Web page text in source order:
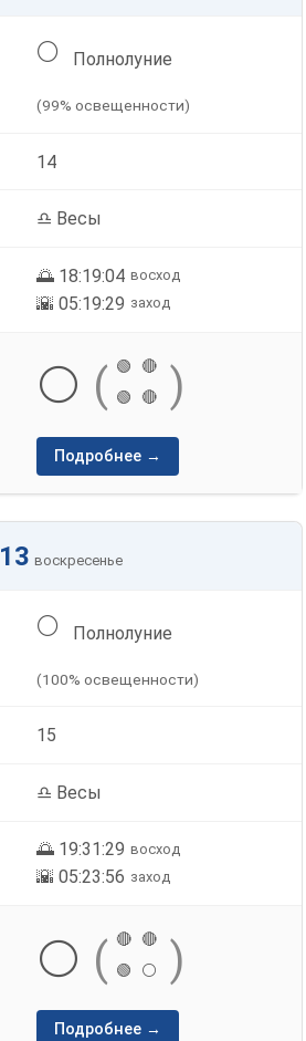
🌕 Полнолуние
(99% освещенности)
14
♎ Весы
🌅 18:19:04 восход
🌇 05:19:29 заход
⚪ ( 🟢
🔴
🟢
🔴 )
Подробнее →
13 воскресенье
🌕 Полнолуние
(100% освещенности)
15
♎ Весы
🌅 19:31:29 восход
🌇 05:23:56 заход
⚪ ( 🔴
🔴
🟢
⚪ )
Подробнее →